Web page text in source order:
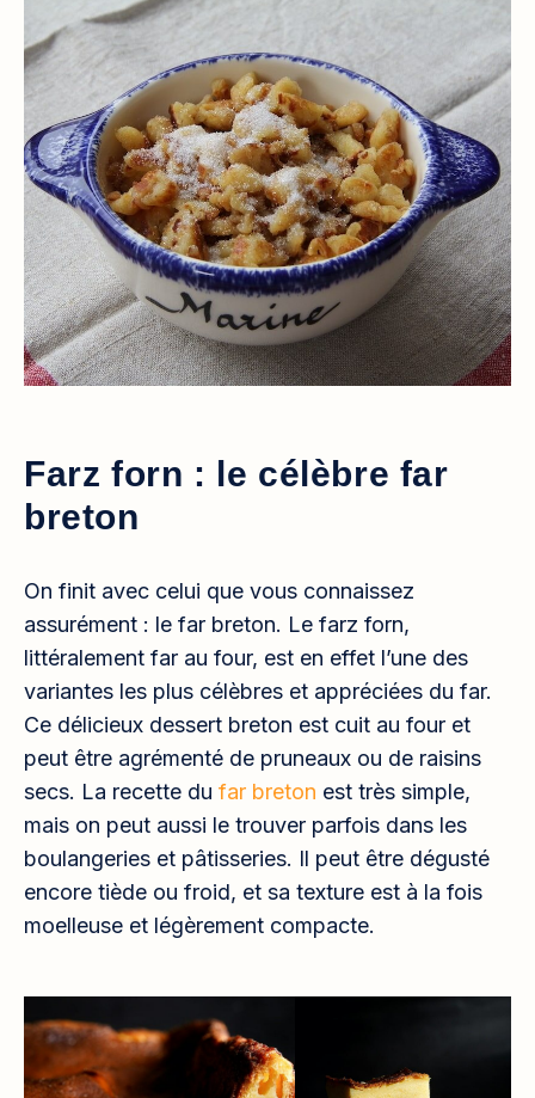
Farz forn : le célèbre far
breton
On finit avec celui que vous connaissez
assurément : le far breton. Le farz forn,
littéralement far au four, est en effet l’une des
variantes les plus célèbres et appréciées du far.
Ce délicieux dessert breton est cuit au four et
peut être agrémenté de pruneaux ou de raisins
secs. La recette du far breton est très simple,
mais on peut aussi le trouver parfois dans les
boulangeries et pâtisseries. Il peut être dégusté
encore tiède ou froid, et sa texture est à la fois
moelleuse et légèrement compacte.